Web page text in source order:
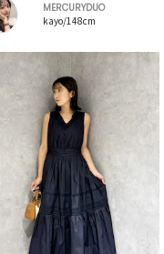
MERCURYDUO
kayo/148cm